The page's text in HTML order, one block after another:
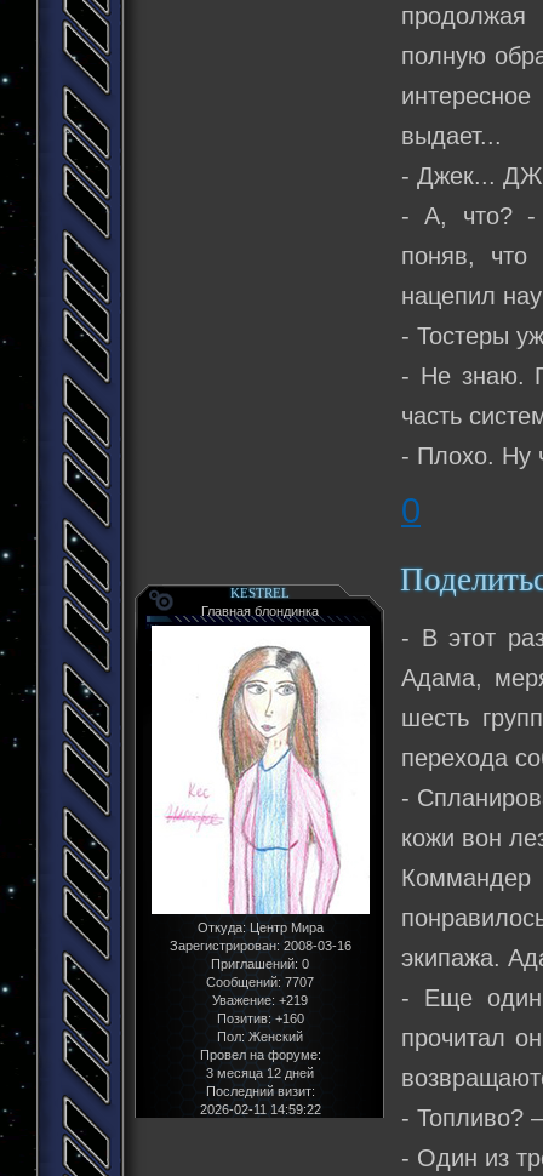
полную
выдает...
- Джек...
- А, что? -
поняв, что
нацепил
- Тостеры
- Не знаю.
часть
- Плохо. Ну
0
KESTREL
Главная блондинка
Откуда:Центр Мира
Зарегистрирован: 2008-03-16
Приглашений: 0
Сообщений: 7707
Уважение: +219
Позитив: +160
Пол:Женский
Провел на форуме:
3 месяца 12 дней
Последний визит:
2026-02-11 14:59:22
- В этот
Адама,
шесть
перехода
-
кожи вон
экипажа.
- Еще один
прочитал
- Топливо?
- Один из